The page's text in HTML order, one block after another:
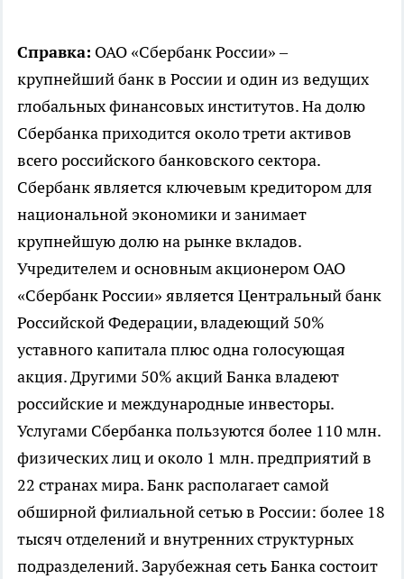
Справка: ОАО «Сбербанк России» –
крупнейший банк в России и один из ведущих
глобальных финансовых институтов. На долю
Сбербанка приходится около трети активов
всего российского банковского сектора.
Сбербанк является ключевым кредитором для
национальной экономики и занимает
крупнейшую долю на рынке вкладов.
Учредителем и основным акционером ОАО
«Сбербанк России» является Центральный банк
Российской Федерации, владеющий 50%
уставного капитала плюс одна голосующая
акция. Другими 50% акций Банка владеют
российские и международные инвесторы.
Услугами Сбербанка пользуются более 110 млн.
физических лиц и около 1 млн. предприятий в
22 странах мира. Банк располагает самой
обширной филиальной сетью в России: более 18
тысяч отделений и внутренних структурных
подразделений. Зарубежная сеть Банка состоит